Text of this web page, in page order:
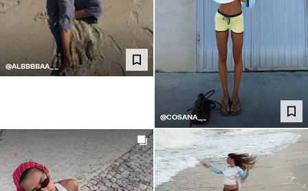
@ALBBBBAA__
@COSANA__